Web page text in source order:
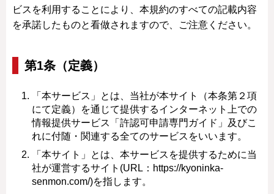
ビスを利用することにより、本規約のすべての記載内容
を承諾したものと看做されますので、ご注意ください。
第1条（定義）
「本サービス」とは、当社が本サイト（本条第２項
にて定義）を通じて提供するインターネット上での
情報提供サービス「許認可申請専門ガイド」及びこ
れに付随・関連する全てのサービスをいいます。
「本サイト」とは、本サービスを提供するために当
社が運営するサイト(URL：https://kyoninka-
senmon.com/)を指します。